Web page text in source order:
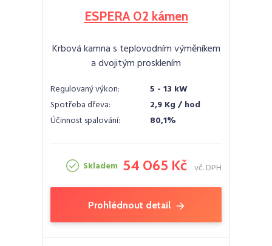
ESPERA 02 kámen
Krbová kamna s teplovodním výměníkem
a dvojitým prosklením
Regulovaný výkon:
5 - 13 kW
Spotřeba dřeva:
2,9 Kg / hod
Účinnost spalování:
80,1%
Skladem 54 065 Kč vč. DPH
Prohlédnout detail